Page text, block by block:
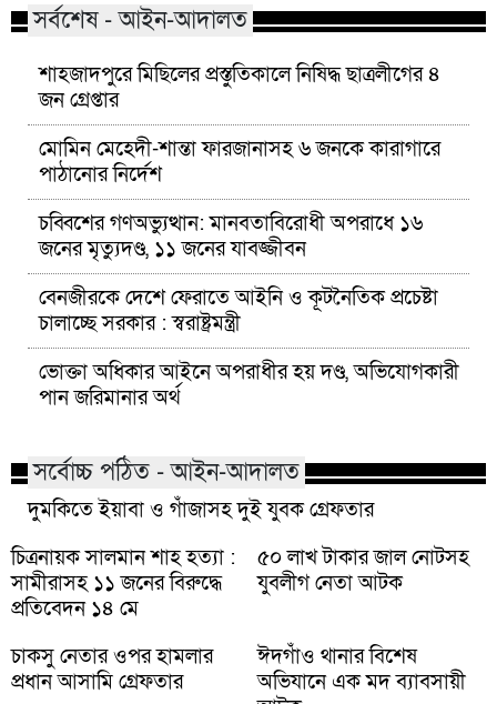
সর্বশেষ - আইন-আদালত
শাহজাদপুরে মিছিলের প্রস্তুতিকালে নিষিদ্ধ ছাত্রলীগের ৪
জন গ্রেপ্তার
মোমিন মেহেদী-শান্তা ফারজানাসহ ৬ জনকে কারাগারে
পাঠানোর নির্দেশ
চব্বিশের গণঅভ্যুত্থান: মানবতাবিরোধী অপরাধে ১৬
জনের মৃত্যুদণ্ড, ১১ জনের যাবজ্জীবন
বেনজীরকে দেশে ফেরাতে আইনি ও কূটনৈতিক প্রচেষ্টা
চালাচ্ছে সরকার : স্বরাষ্ট্রমন্ত্রী
ভোক্তা অধিকার আইনে অপরাধীর হয় দণ্ড, অভিযোগকারী
পান জরিমানার অর্থ
সর্বোচ্চ পঠিত - আইন-আদালত
দুমকিতে ইয়াবা ও গাঁজাসহ দুই যুবক গ্রেফতার
চিত্রনায়ক সালমান শাহ হত্যা :
সামীরাসহ ১১ জনের বিরুদ্ধে
প্রতিবেদন ১৪ মে
৫০ লাখ টাকার জাল নোটসহ
যুবলীগ নেতা আটক
চাকসু নেতার ওপর হামলার
প্রধান আসামি গ্রেফতার
ঈদগাঁও থানার বিশেষ
অভিযানে এক মদ ব্যাবসায়ী